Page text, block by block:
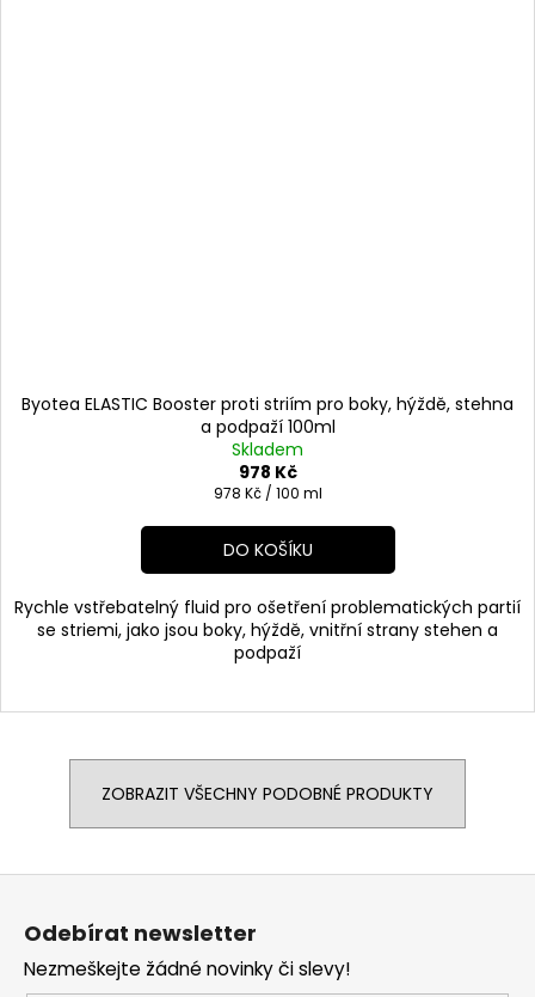
Byotea ELASTIC Booster proti striím pro boky, hýždě, stehna
a podpaží 100ml
Skladem
978 Kč
Měrná
978 Kč / 100 ml
DO KOŠÍKU
Rychle vstřebatelný fluid pro ošetření problematických partií
se striemi, jako jsou boky, hýždě, vnitřní strany stehen a
podpaží
ZOBRAZIT VŠECHNY PODOBNÉ PRODUKTY
Z
Odebírat newsletter
Nezmeškejte žádné novinky či slevy!